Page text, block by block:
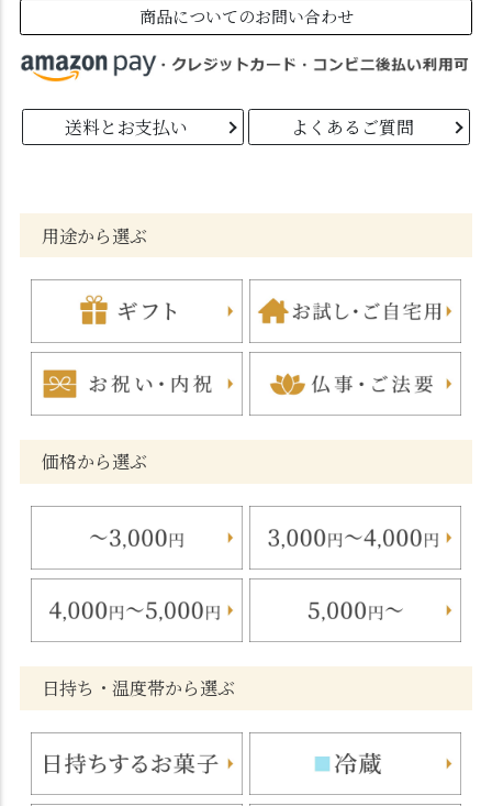
商品についてのお問い合わせ
送料とお支払い よくあるご質問
用途から選ぶ
価格から選ぶ
日持ち・温度帯から選ぶ